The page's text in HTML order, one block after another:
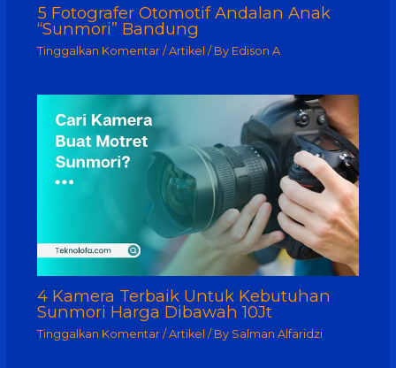
5 Fotografer Otomotif Andalan Anak
“Sunmori” Bandung
Tinggalkan Komentar / Artikel / By Edison A
4 Kamera Terbaik Untuk Kebutuhan
Sunmori Harga Dibawah 10Jt
Tinggalkan Komentar / Artikel / By Salman Alfaridzi